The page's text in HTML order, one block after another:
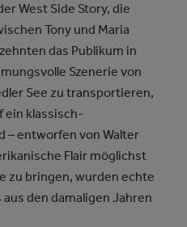
West Side Story, die
Tony und Maria
das Publikum in
Szenerie von
See zu transportieren,
ein klassisch-
– entworfen von Walter
Flair möglichst
zu bringen, wurden echte
den damaligen Jahren